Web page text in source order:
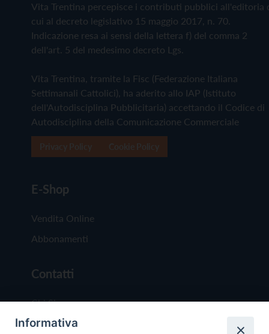
Vita Trentina percepisce i contributi pubblici all'editoria
cui al decreto legislativo 15 maggio 2017, n. 70.
Indicazione resa ai sensi della lettera f) del comma 2
dell'art. 5 del medesimo decreto Lgs.
Vita Trentina, tramite la Fisc (Federazione Italiana
Settimanali Cattolici), ha aderito allo IAP (Istituto
dell'Autodisciplina Pubblicitaria) accettando il Codice di
Autodisciplina della Comunicazione Commerciale
E-Shop
Vendita Online
Abbonamenti
Contatti
Chi Siamo
Redazione
Informativa